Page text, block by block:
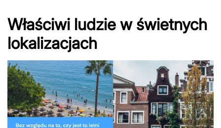
Właściwi ludzie w świetnych
lokalizacjach